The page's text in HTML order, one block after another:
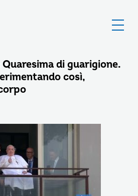
di guarigione.
così,